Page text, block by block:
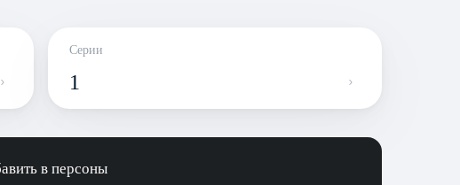
Серии
1
в персоны